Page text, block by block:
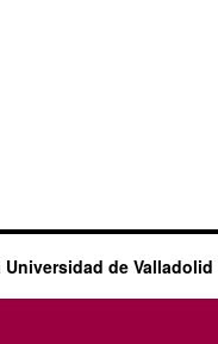
de Valladolid